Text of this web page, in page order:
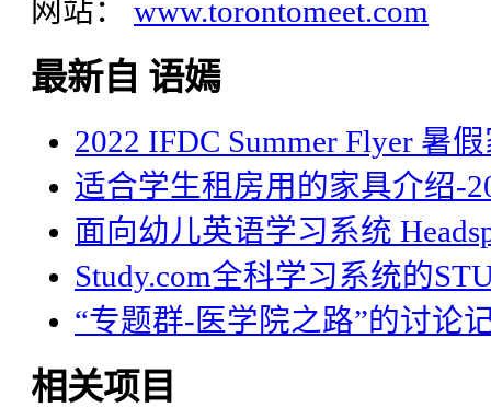
网站： www.torontomeet.com
最新自 语嫣
2022 IFDC Summer Flyer 暑
适合学生租房用的家具介绍-
面向幼儿英语学习系统
Study.com全科学习系统的
“专题群-医学院之路”的讨论
相关项目